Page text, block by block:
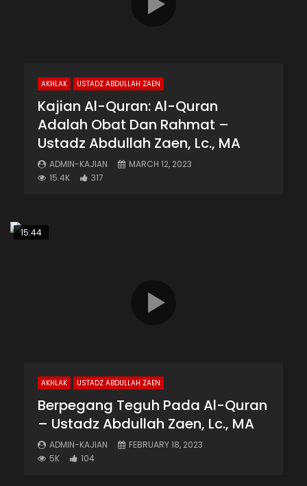
AKHLAK USTADZ ABDULLAH ZAEN
Kajian Al-Quran: Al-Quran
Adalah Obat Dan Rahmat –
Ustadz Abdullah Zaen, Lc., MA
ADMIN-KAJIAN
MARCH 12, 2023
15.4K
317
15:44
AKHLAK USTADZ ABDULLAH ZAEN
Berpegang Teguh Pada Al-Quran
– Ustadz Abdullah Zaen, Lc., MA
ADMIN-KAJIAN
FEBRUARY 18, 2023
5K
104